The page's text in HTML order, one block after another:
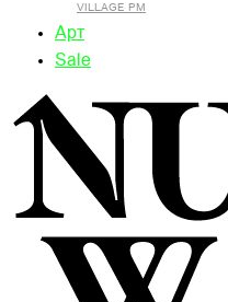
VILLAGE PM
Арт
Sale